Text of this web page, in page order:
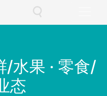
/水果 · 零食/
态